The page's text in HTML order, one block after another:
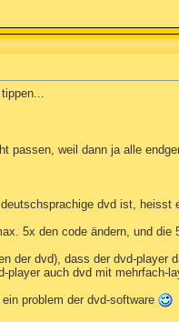
passen, weil dann ja alle
dvd ist,
5x den code ändern, und die
der dvd), dass der dvd-
auch dvd mit mehrfach-
problem der dvd-software